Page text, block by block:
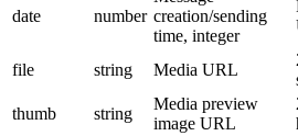
date number creation/sending
time, integer
file string Media URL
thumb
string
Media preview
image URL